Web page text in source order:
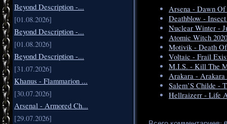
Beyond Description -...
[01.08.2026]
Beyond Description -...
[01.08.2026]
Beyond Description -...
[31.07.2026]
Khanus - Flammarion ...
[30.07.2026]
Arsenal - Armored Ch...
[29.07.2026]
Arsena - Dawn Of
Deathblow -
Nuclear Winter -
Atomic Witch
Motivik - Death
Voltaic - Frail
M.I.S. - Kill The
Arakara - Arakara
Salem’S Childe -
Hellraizerr - Life